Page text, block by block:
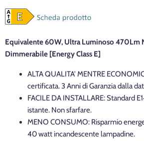
Equivalente 60W, Ultra Luminoso 470Lm
Dimmerabile [Energy Class E]
ALTA QUALITA' MENTRE
certificata. 3 Anni di Garanzia dalla
FACILE DA INSTALLARE: Standard
istante. Non sfarfare.
MENO CONSUMO: Risparmio
40 watt incandescente lampadine.